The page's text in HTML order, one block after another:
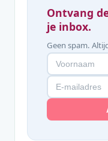
Ontvang
je inbox.
Geen spam.